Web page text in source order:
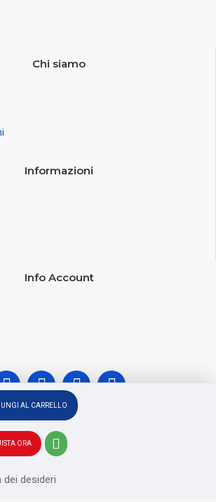
AL CARRELLO
ORA
dei desideri
Chi siamo
Informazioni
Info Account
Domenico 2026, C.F.
P.IVA IT02228110652 - Registro delle